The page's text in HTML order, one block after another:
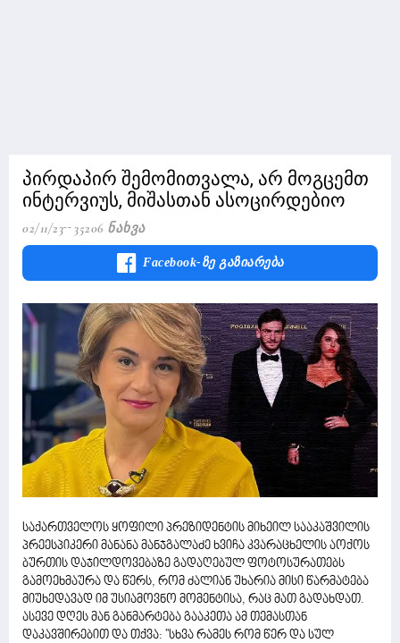
პირდაპირ შემომითვალა, არ მოგცემთ
ინტერვიუს, მიშასთან ასოცირდებიო
02/11/23 35206 Ნახვა
Facebook-Ზე Გაზიარება
საქართველოს ყოფილი პრეზიდენტის მიხეილ სააკაშვილის
პრეესპიკერი მანანა მანჯგალაძე ხვიჩა კვარაცხელის აოქოს
ბურთის დაჯილდოვებაზე გადაღებულ ფოტოსურათებს
გამოეხმაურა და წერს, რომ ძალიან უხარია მისი წარმატება
მიუხედავად იმ უსიამოვნო მომენტისა, რაც მათ გადახდათ.
ასევე დღეს მან განმარტება გააკეთა ამ თემასთან
დაკავშირებით და თქვა: ''სხვა რამეს რომ წერ და სულ